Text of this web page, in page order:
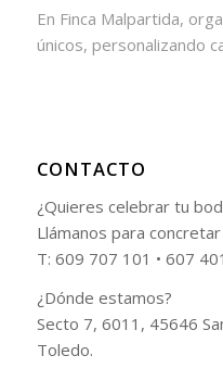
En Finca Malpartida,
únicos, personalizando
CONTACTO
¿Quieres celebrar tu
Llámanos para
T: 609 707 101 • 607
¿Dónde estamos?
Secto 7, 6011, 45646
Toledo.